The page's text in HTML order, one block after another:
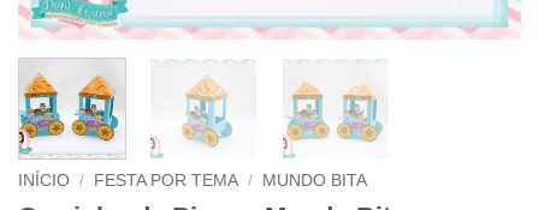
INÍCIO / FESTA POR TEMA / MUNDO BITA